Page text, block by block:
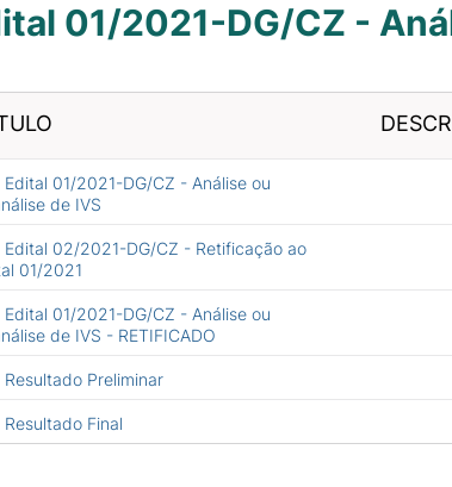
01/2021-DG/CZ -
Edital 01/2021-DG/CZ - Análise ou
de IVS
Edital 02/2021-DG/CZ - Retificação ao
01/2021
Edital 01/2021-DG/CZ - Análise ou
de IVS - RETIFICADO
Resultado Preliminar
Resultado Final